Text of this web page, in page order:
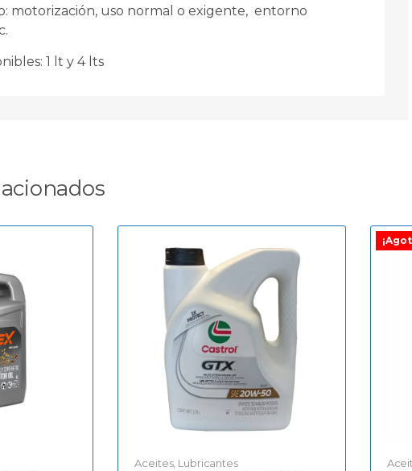
motorización, uso normal o exigente, entorno
1 lt y 4 lts
Aceites, Lubricantes